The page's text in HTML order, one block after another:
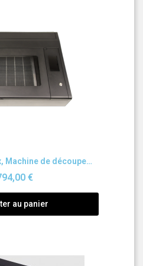
rapide Beambox Pro, Flux, Machine de découpe et gravure au laser
€
au panier